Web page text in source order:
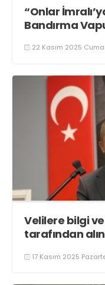
“Onlar
Bandırma
22 Kasım 2025
Velilere bilgi
tarafından
17 Kasım 2025